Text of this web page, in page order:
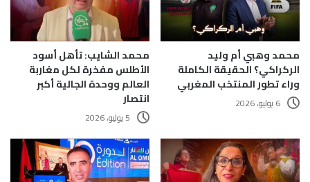
محمد وهبي أم وليد
الركراكي؟ الحقيقة الكاملة
وراء تطور المنتخب المغربي
6 يوليو، 2026
محمد الشايب: تأهل أسود
الأطلس مفخرة لكل مغاربة
العالم ووحدة الجالية أكبر
انتصار
5 يوليو، 2026